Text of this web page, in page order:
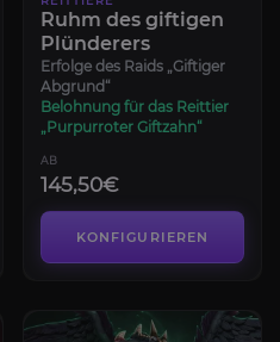
Ruhm des giftigen
Plünderers
Erfolge des Raids „Giftiger
Abgrund“
Belohnung für das Reittier
„Purpurroter Giftzahn“
AB
145,50€
KONFIGURIEREN